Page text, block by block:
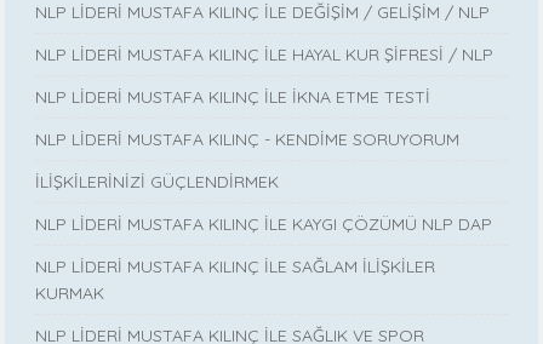
NLP LİDERİ MUSTAFA KILINÇ İLE DEĞİŞİM / GELİŞİM / NLP
NLP LİDERİ MUSTAFA KILINÇ İLE HAYAL KUR ŞİFRESİ / NLP
NLP LİDERİ MUSTAFA KILINÇ İLE İKNA ETME TESTİ
NLP LİDERİ MUSTAFA KILINÇ - KENDİME SORUYORUM
İLİŞKİLERİNİZİ GÜÇLENDİRMEK
NLP LİDERİ MUSTAFA KILINÇ İLE KAYGI ÇÖZÜMÜ NLP DAP
NLP LİDERİ MUSTAFA KILINÇ İLE SAĞLAM İLİŞKİLER
KURMAK
NLP LİDERİ MUSTAFA KILINÇ İLE SAĞLIK VE SPOR